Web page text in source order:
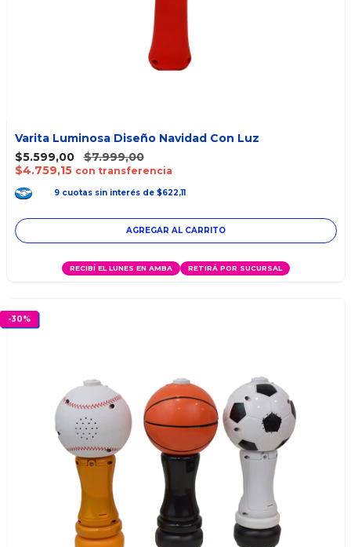
Varita Luminosa Diseño Navidad Con Luz
$5.599,00
$7.999,00
$4.759,15 con transferencia
9 cuotas sin interés de $622,11
RECIBÍ EL LUNES EN AMBA RETIRÁ POR SUCURSAL
-30%